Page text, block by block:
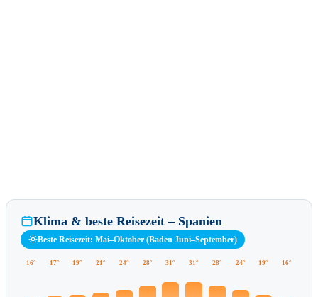
Klima & beste Reisezeit – Spanien
Beste Reisezeit: Mai–Oktober (Baden Juni–September)
16° 17° 19° 21° 24° 28° 31° 31° 28° 24° 19° 16°